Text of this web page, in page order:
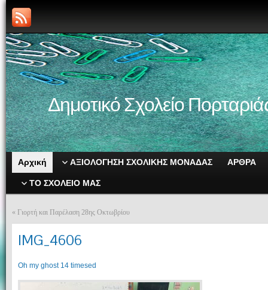
Δημοτικό Σχολείο
Αρχική ΑΞΙΟΛΟΓΗΣΗ ΣΧΟΛΙΚΗΣ ΜΟΝΑΔΑΣ ΑΡΘΡΑ
ΤΟ ΣΧΟΛΕΙΟ ΜΑΣ
« Γιορτή και Παρέλαση 28ης Οκτωβρίου
IMG_4606
Oh my ghost 14 timesed